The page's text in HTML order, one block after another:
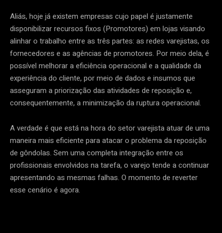
Aliás, hoje já existem empresas cujo papel é justamente
disponibilizar recursos fixos (Promotores) em lojas visando
alinhar o trabalho entre as três partes: as redes varejistas, os
fornecedores e as agências de promotores. Por meio dela, é
possível melhorar a eficiência operacional e a qualidade da
experiência do cliente, por meio de dados e insumos que
asseguram a priorização das atividades de reposição e,
consequentemente, a minimização da ruptura operacional.
A verdade é que está na hora do setor varejista atuar de uma
maneira mais eficiente para atacar o problema da reposição
de gôndolas. Sem uma completa integração entre os
profissionais envolvidos na tarefa, o varejo tende a continuar
apresentando as mesmas falhas. O momento de reverter
esse cenário é agora.